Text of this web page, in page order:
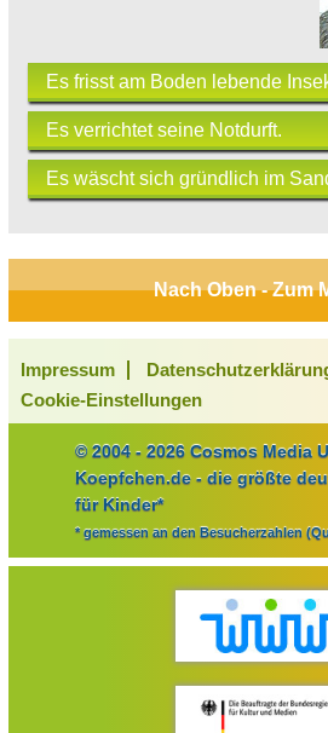
Es frisst am Boden lebende
Es verrichtet seine Notdurft.
Es wäscht sich gründlich im
Nach Oben - Zum
Impressum
Cookie-Einstellungen
© 2004 - 2026 Cosmos Media
Koepfchen.de - die größte
für Kinder*
* gemessen an den Besucherzahlen